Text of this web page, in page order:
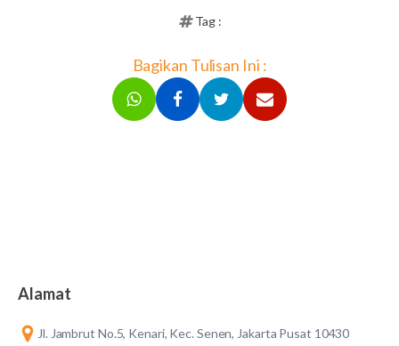
Tag :
Bagikan Tulisan Ini :
Alamat
Jl. Jambrut No.5, Kenari, Kec. Senen, Jakarta Pusat 10430